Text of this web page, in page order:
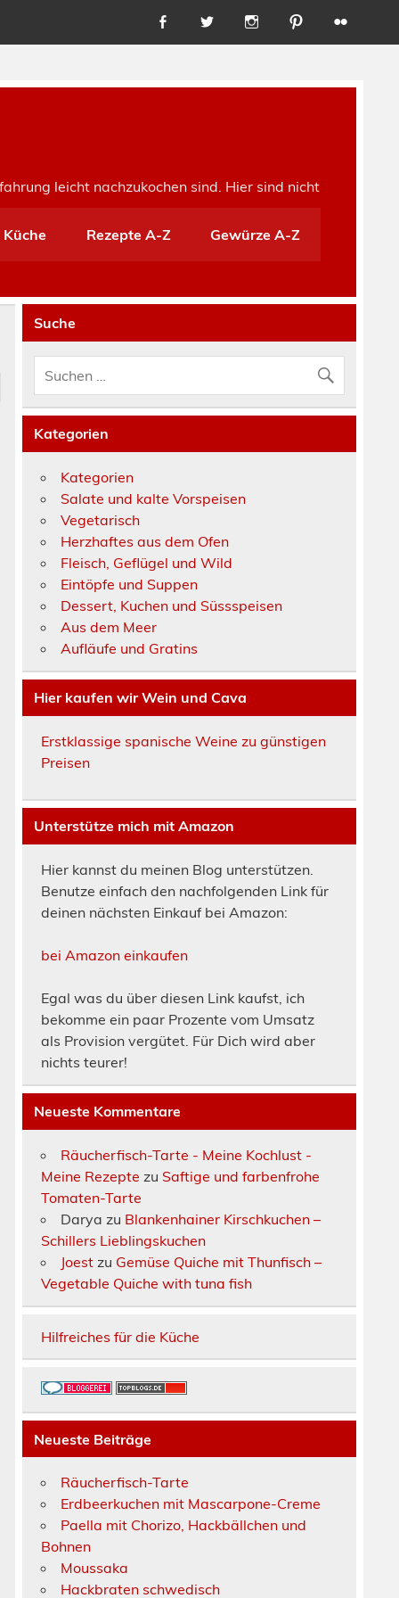
leicht nachzukochen sind. Hier sind nicht
Rezepte A-Z Gewürze A-Z
Suche
Kategorien
Kategorien
Salate und kalte Vorspeisen
Vegetarisch
Herzhaftes aus dem Ofen
Fleisch, Geflügel und Wild
Eintöpfe und Suppen
Dessert, Kuchen und Süssspeisen
Aus dem Meer
Aufläufe und Gratins
Hier kaufen wir Wein und Cava
Erstklassige spanische Weine zu günstigen
Preisen
Unterstütze mich mit Amazon
Hier kannst du meinen Blog unterstützen.
Benutze einfach den nachfolgenden Link für
deinen nächsten Einkauf bei Amazon:
bei Amazon einkaufen
Egal was du über diesen Link kaufst, ich
bekomme ein paar Prozente vom Umsatz
als Provision vergütet. Für Dich wird aber
nichts teurer!
Neueste Kommentare
Räucherfisch-Tarte - Meine Kochlust -
Meine Rezepte zu Saftige und farbenfrohe
Tomaten-Tarte
Darya zu Blankenhainer Kirschkuchen –
Schillers Lieblingskuchen
Joest zu Gemüse Quiche mit Thunfisch –
Vegetable Quiche with tuna fish
Hilfreiches für die Küche
Neueste Beiträge
Räucherfisch-Tarte
Erdbeerkuchen mit Mascarpone-Creme
Paella mit Chorizo, Hackbällchen und
Bohnen
Moussaka
Hackbraten schwedisch